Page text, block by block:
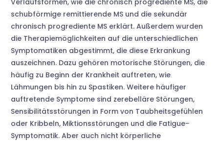
Verlaufsformen, wie die chronisch progrediente MS, die
schubförmige remittierende MS und die sekundär
chronisch progrediente MS erklärt. Außerdem wurden
die Therapiemöglichkeiten auf die unterschiedlichen
Symptomatiken abgestimmt, die diese Erkrankung
auszeichnen. Dazu gehören motorische Störungen, die
häufig zu Beginn der Krankheit auftreten, wie
Lähmungen bis hin zu Spastiken. Weitere häufiger
auftretende Symptome sind zerebelläre Störungen,
Sensibilitätsstörungen in Form von Taubheitsgefühlen
oder Kribbeln, Miktionsstörungen und die Fatigue-
Symptomatik. Aber auch nicht körperliche